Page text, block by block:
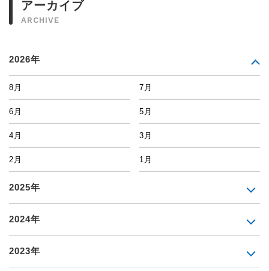
アーカイブ
ARCHIVE
2026年
8月 7月
6月 5月
4月 3月
2月 1月
2025年
2024年
2023年